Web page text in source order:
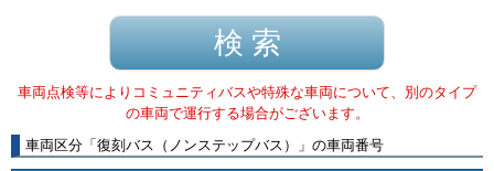
車両点検等によりコミュニティバスや特殊な車両について、別のタイプ
の車両で運行する場合がございます。
車両区分 「 復刻バス（ノンステップバス） 」 の車両番号